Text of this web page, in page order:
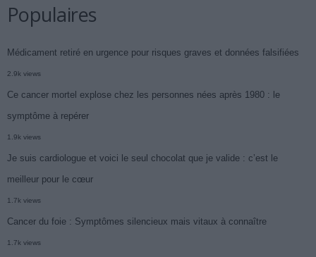
Populaires
Médicament retiré en urgence pour risques graves et données falsifiées
2.9k views
Ce cancer mortel explose chez les personnes nées après 1980 : le
symptôme à repérer
1.9k views
Je suis cardiologue et voici le seul chocolat que je valide : c’est le
meilleur pour le cœur
1.7k views
Cancer du foie : Symptômes silencieux mais vitaux à connaître
1.7k views